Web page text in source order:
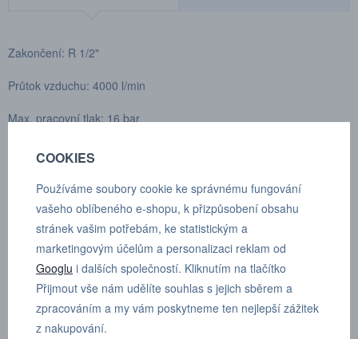
Zakončení: R 1/2"
Průtok vzduchu: 4000 l/min
Max. pracovní tlak: 16 bar
Spojovací síla: 140 N
Rozmezí teplot: -20°C až +100°C
Materiál spojky: Kalená nerez ocel (AISI 316)
Materiál vsuvky: Nerez ocel (AISI 316)
Zaměnitelné s: Parker Rectus 27, Parker Tema 1700/1727, Parker
Normy: Originální norma CEJN, Euronorma 10,4 mm
COOKIES
Používáme soubory cookie ke správnému fungování
vašeho oblíbeného e-shopu, k přizpůsobení obsahu
stránek vašim potřebám, ke statistickým a
marketingovým účelům a personalizaci reklam od
Googlu i dalších společností. Kliknutím na tlačítko
Přijmout vše nám udělíte souhlas s jejich sběrem a
zpracováním a my vám poskytneme ten nejlepší zážitek
z nakupování.